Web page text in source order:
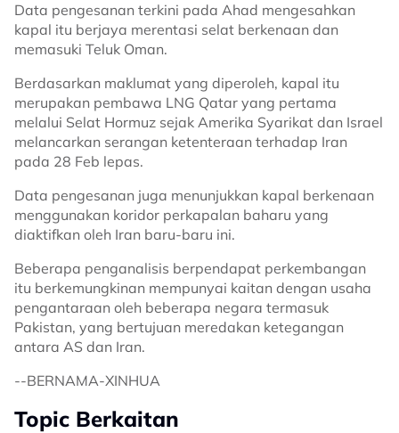
Data pengesanan terkini pada Ahad mengesahkan
kapal itu berjaya merentasi selat berkenaan dan
memasuki Teluk Oman.
Berdasarkan maklumat yang diperoleh, kapal itu
merupakan pembawa LNG Qatar yang pertama
melalui Selat Hormuz sejak Amerika Syarikat dan Israel
melancarkan serangan ketenteraan terhadap Iran
pada 28 Feb lepas.
Data pengesanan juga menunjukkan kapal berkenaan
menggunakan koridor perkapalan baharu yang
diaktifkan oleh Iran baru-baru ini.
Beberapa penganalisis berpendapat perkembangan
itu berkemungkinan mempunyai kaitan dengan usaha
pengantaraan oleh beberapa negara termasuk
Pakistan, yang bertujuan meredakan ketegangan
antara AS dan Iran.
--BERNAMA-XINHUA
Topic Berkaitan